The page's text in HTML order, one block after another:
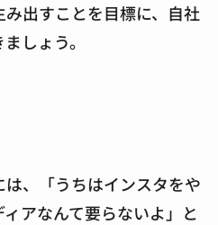
出すことを目標に、自社
しょう。
、「うちはインスタをや
アなんて要らないよ」と